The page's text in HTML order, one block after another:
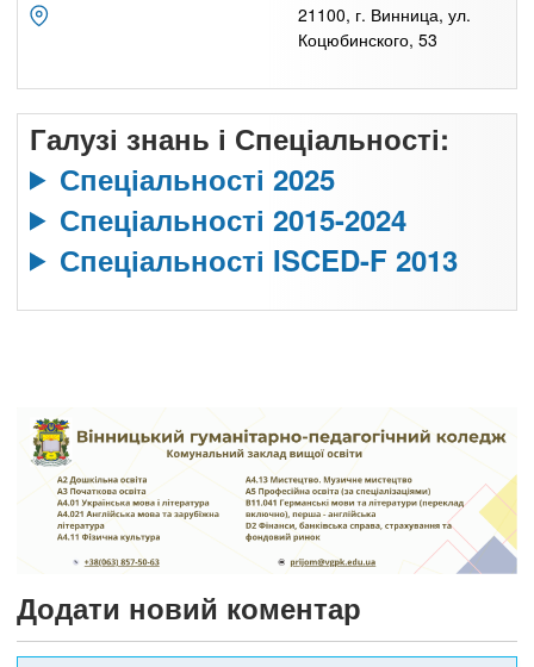
21100, г. Винница, ул.
Коцюбинского, 53
Галузі знань і Спеціальності:
Спеціальності 2025
Спеціальності 2015-2024
Спеціальності ISCED-F 2013
Додати новий коментар